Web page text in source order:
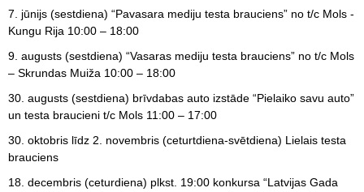
7. jūnijs (sestdiena) “Pavasara mediju testa brauciens” no t/c Mols -
Kungu Rija 10:00 – 18:00
9. augusts (sestdiena) “Vasaras mediju testa brauciens” no t/c Mols
– Skrundas Muiža 10:00 – 18:00
30. augusts (sestdiena) brīvdabas auto izstāde “Pielaiko savu auto”
un testa braucieni t/c Mols 11:00 – 17:00
30. oktobris līdz 2. novembris (ceturtdiena-svētdiena) Lielais testa
brauciens
18. decembris (ceturdiena) plkst. 19:00 konkursa “Latvijas Gada